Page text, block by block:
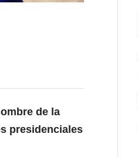
de la
presidenciales